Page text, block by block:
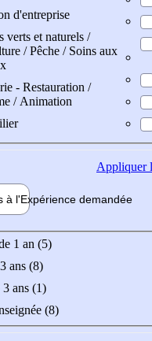
d'entreprise
verts et naturels /
/ Pêche / Soins aux
- Restauration /
/ Animation
Appliquer
à l'Expérience demandée
1 an (5)
ans (8)
3 ans (1)
(8)